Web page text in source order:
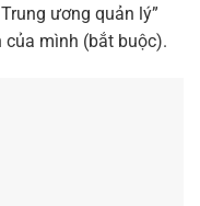
ương quản lý”
của mình (bắt buộc).